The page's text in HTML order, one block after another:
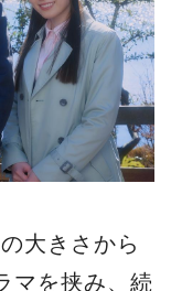
大きさから
マを挟み、続